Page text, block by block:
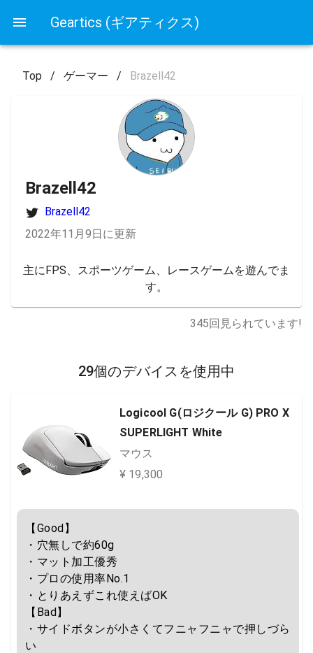
Geartics (ギアティクス)
Top / ゲーマー / Brazell42
Brazell42
Brazell42
2022年11月9日に更新
主にFPS、スポーツゲーム、レースゲームを遊んでま
す。
345回見られています!
29個のデバイスを使用中
Logicool G(ロジクール G) PRO X
SUPERLIGHT White
マウス
¥ 19,300
【Good】
・穴無しで約60g
・マット加工優秀
・プロの使用率No.1
・とりあえずこれ使えばOK
【Bad】
・サイドボタンが小さくてフニャフニャで押しづら
い